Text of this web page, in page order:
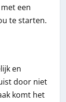
een
te starten.
en
door niet
komt het